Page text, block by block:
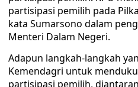
partisipasi pemilih pada
kata Sumarsono dalam
Menteri Dalam Negeri.
Adapun langkah-langkah
Kemendagri untuk
partisipasi pemilih,